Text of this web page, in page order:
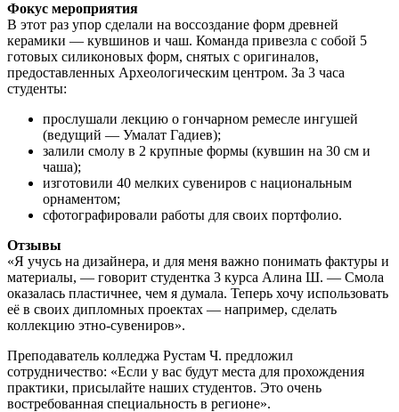
Фокус мероприятия
В этот раз упор сделали на воссоздание форм древней
керамики — кувшинов и чаш. Команда привезла с собой 5
готовых силиконовых форм, снятых с оригиналов,
предоставленных Археологическим центром. За 3 часа
студенты:
прослушали лекцию о гончарном ремесле ингушей
(ведущий — Умалат Гадиев);
залили смолу в 2 крупные формы (кувшин на 30 см и
чаша);
изготовили 40 мелких сувениров с национальным
орнаментом;
сфотографировали работы для своих портфолио.
Отзывы
«Я учусь на дизайнера, и для меня важно понимать фактуры и
материалы, — говорит студентка 3 курса Алина Ш. — Смола
оказалась пластичнее, чем я думала. Теперь хочу использовать
её в своих дипломных проектах — например, сделать
коллекцию этно-сувениров».
Преподаватель колледжа Рустам Ч. предложил
сотрудничество: «Если у вас будут места для прохождения
практики, присылайте наших студентов. Это очень
востребованная специальность в регионе».